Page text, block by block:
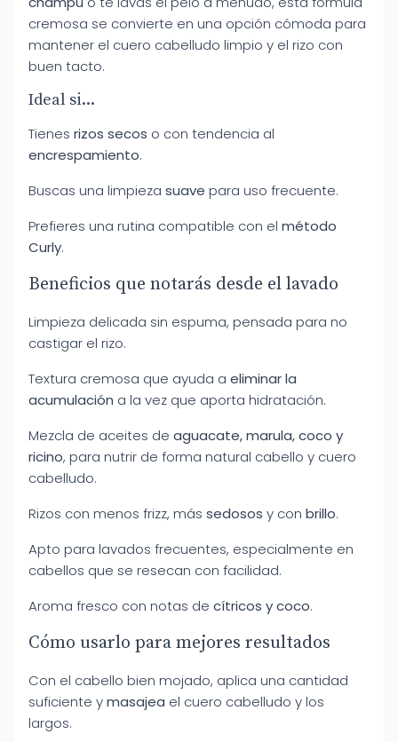
cremosa se convierte en una opción cómoda para
mantener el cuero cabelludo limpio y el rizo con
buen tacto.
Ideal si...
Tienes rizos secos o con tendencia al
encrespamiento.
Buscas una limpieza suave para uso frecuente.
Prefieres una rutina compatible con el método
Curly.
Beneficios que notarás desde el lavado
Limpieza delicada sin espuma, pensada para no
castigar el rizo.
Textura cremosa que ayuda a eliminar la
acumulación a la vez que aporta hidratación.
Mezcla de aceites de aguacate, marula, coco y
ricino, para nutrir de forma natural cabello y cuero
cabelludo.
Rizos con menos frizz, más sedosos y con brillo.
Apto para lavados frecuentes, especialmente en
cabellos que se resecan con facilidad.
Aroma fresco con notas de cítricos y coco.
Cómo usarlo para mejores resultados
Con el cabello bien mojado, aplica una cantidad
suficiente ymasajea el cuero cabelludo y los
largos.